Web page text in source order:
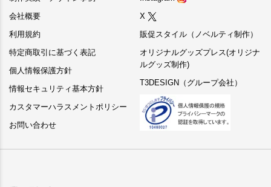
会社概要
利用規約
特定商取引に基づく表記
個人情報保護方針
情報セキュリティ基本方針
カスタマーハラスメントポリシー
お問い合わせ
X
販促スタイル（ノベルティ制作）
オリジナルグッズプレス(オリジナ
ルグッズ制作)
T3DESIGN（グループ会社）